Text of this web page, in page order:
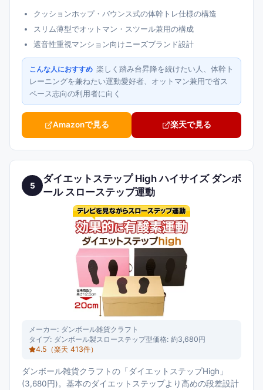
クッションホップ・バウンス式の体幹トレ仕様の構造
スリム薄型でオットマン・スツール兼用の構成
遮音性重視マンション向けニーズブランド設計
こんな人におすすめ 楽しく踏み台昇降を続けたい人、体幹ト
レーニングを兼ねたい運動愛好者、オットマン兼用で省ス
ペース志向の利用者に向く
Amazonで見る 楽天で見る
5
ダイエットステップ High ハイサイズ ダンボ
ール スローステップ運動
メーカー: ダンボール雑貨クラフト
タイプ: ダンボール製スローステップ型価格: 約3,680円
4.5 （楽天 413件）
ダンボール雑貨クラフトの「ダイエットステップHigh」
(3,680円)。基本のダイエットステップより高めの段差設計